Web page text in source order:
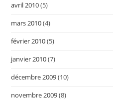
avril 2010(5)
mars 2010(4)
février 2010(5)
janvier 2010(7)
décembre 2009(10)
novembre 2009(8)